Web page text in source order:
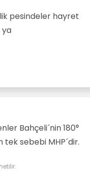
pesindeler hayret
ya
Bahçeli´nin 180°
tek sebebi MHP´dir.